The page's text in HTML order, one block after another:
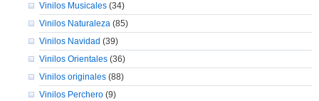
Vinilos Musicales(34)
Vinilos Naturaleza(85)
Vinilos Navidad (39)
Vinilos Orientales(36)
Vinilos originales(88)
Vinilos Perchero(9)